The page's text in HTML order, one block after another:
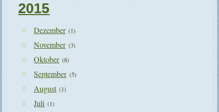
2015
Dezember (1)
November (3)
Oktober (8)
September (5)
August (1)
Juli (1)